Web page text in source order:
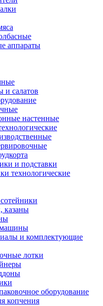
аппараты
и салатов
настенные
и подставки
технологические
казаны
и комплектующие
лотки
оборудование
копчения